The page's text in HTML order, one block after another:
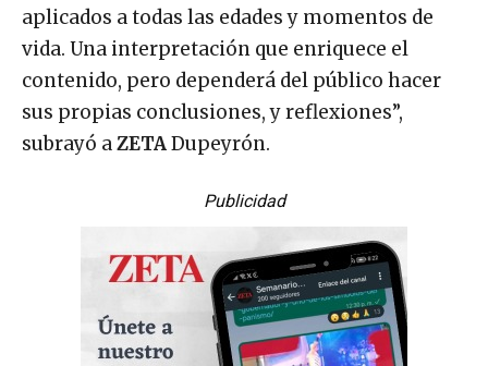
aplicados a todas las edades y momentos de
vida. Una interpretación que enriquece el
contenido, pero dependerá del público hacer
sus propias conclusiones, y reflexiones”,
subrayó aZETADupeyrón.
Publicidad